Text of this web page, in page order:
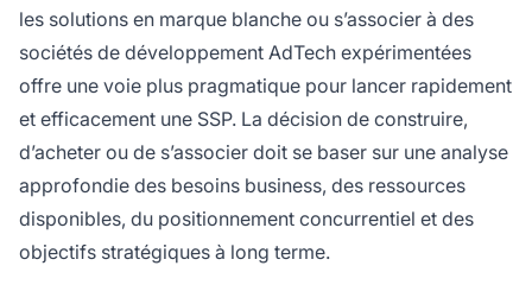
les solutions en marque blanche ou s’associer à des
sociétés de développement AdTech expérimentées
offre une voie plus pragmatique pour lancer rapidement
et efficacement une SSP. La décision de construire,
d’acheter ou de s’associer doit se baser sur une analyse
approfondie des besoins business, des ressources
disponibles, du positionnement concurrentiel et des
objectifs stratégiques à long terme.